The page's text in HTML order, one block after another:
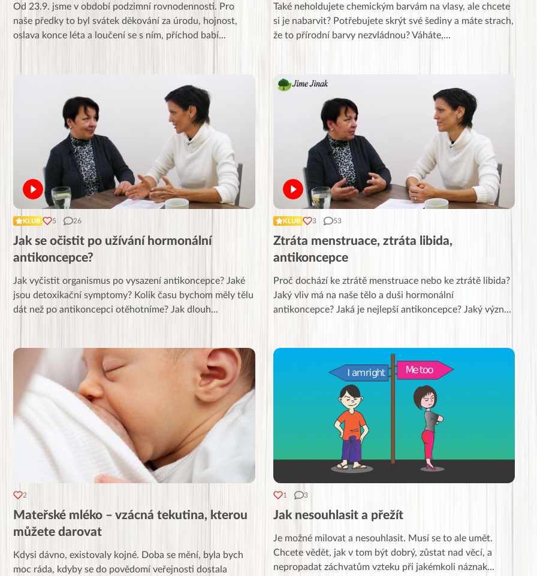
Od 23.9. jsme v období podzimní rovnodennosti. Pro
naše předky to byl svátek děkování za úrodu, hojnost,
oslava konce léta a loučení se s ním, příchod babí...
Také neholdujete chemickým barvám na vlasy, ale chcete
si je nabarvit? Potřebujete skrýt své šediny a máte strach,
že to přírodní barvy nezvládnou? Váháte,...
KLUB 5 26
Jak se očistit po užívání hormonální
antikoncepce?
Jak vyčistit organismus po vysazení antikoncepce? Jaké
jsou detoxikační symptomy? Kolik času bychom měly tělu
dát než po antikoncepci otěhotníme? Jak dlouh...
KLUB 3 53
Ztráta menstruace, ztráta libida,
antikoncepce
Proč dochází ke ztrátě menstruace nebo ke ztrátě libida?
Jaký vliv má na naše tělo a duši hormonální
antikoncepce? Jaká je nejlepší antikoncepce? Jaký význ...
2
Mateřské mléko – vzácná tekutina, kterou
můžete darovat
Kdysi dávno, existovaly kojné. Doba se mění, byla bych
moc ráda, kdyby se do povědomí veřejnosti dostala
1 3
Jak nesouhlasit a přežít
Je možné milovat a nesouhlasit. Musí se to ale umět.
Chcete vědět, jak v tom být dobrý, zůstat nad věcí, a
nepropadat záchvatům vzteku při jakémkoli náznak...